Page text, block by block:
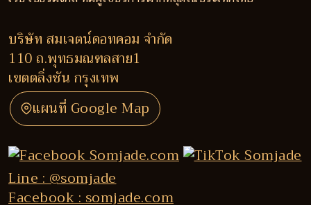
บริษัท สมเจตน์ดอทคอม จำกัด
110 ถ.พุทธมณฑลสาย1
เขตตลิ่งชัน กรุงเทพ
แผนที่ Google Map
Line : @somjade
Facebook : somjade.com